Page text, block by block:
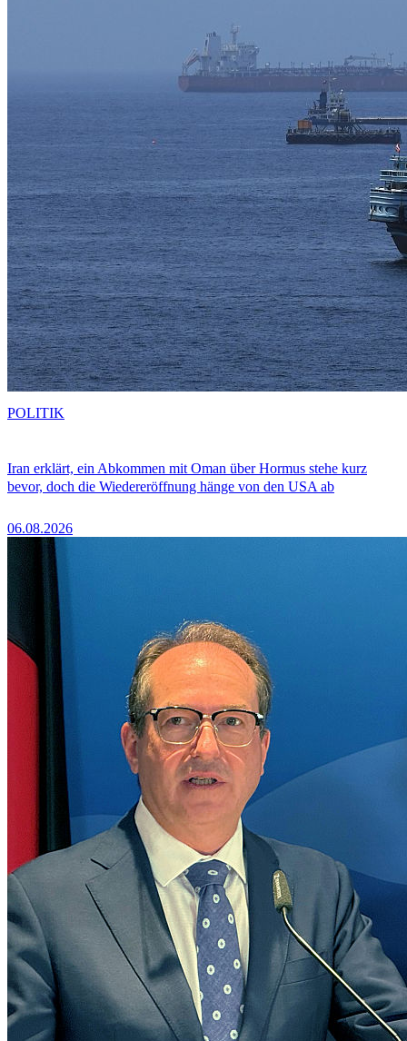
Iran erklärt, ein Abkommen mit Oman über Hormus stehe kurz
bevor, doch die Wiedereröffnung hänge von den USA ab
06.08.2026
POLITIK